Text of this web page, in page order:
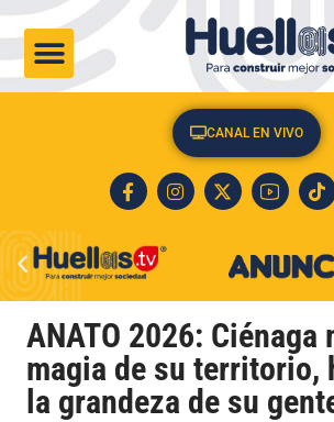
CANAL EN VIVO
ANATO 2026: Ciénaga
magia de su territorio,
la grandeza de su